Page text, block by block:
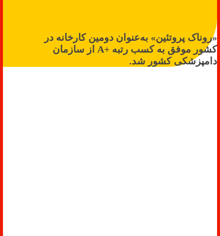
«روناک پروتئین» به‌عنوان دومین کارخانه در
کشور موفق به کسب رتبه +A از سازمان
دامپزشکی کشور شد.